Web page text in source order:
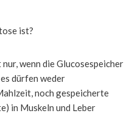
ist?
wenn die Glucosespeicher
dürfen weder
noch gespeicherte
in Muskeln und Leber